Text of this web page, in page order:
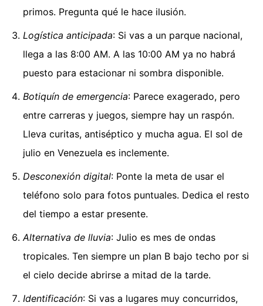
primos. Pregunta qué le hace ilusión.
Logística anticipada: Si vas a un parque nacional,
llega a las 8:00 AM. A las 10:00 AM ya no habrá
puesto para estacionar ni sombra disponible.
Botiquín de emergencia: Parece exagerado, pero
entre carreras y juegos, siempre hay un raspón.
Lleva curitas, antiséptico y mucha agua. El sol de
julio en Venezuela es inclemente.
Desconexión digital: Ponte la meta de usar el
teléfono solo para fotos puntuales. Dedica el resto
del tiempo a estar presente.
Alternativa de lluvia: Julio es mes de ondas
tropicales. Ten siempre un plan B bajo techo por si
el cielo decide abrirse a mitad de la tarde.
Identificación: Si vas a lugares muy concurridos,